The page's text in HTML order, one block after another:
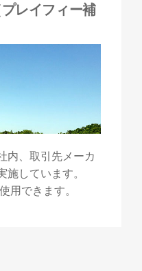
レイフィー補
内、取引先メーカ
しています。
用できます。